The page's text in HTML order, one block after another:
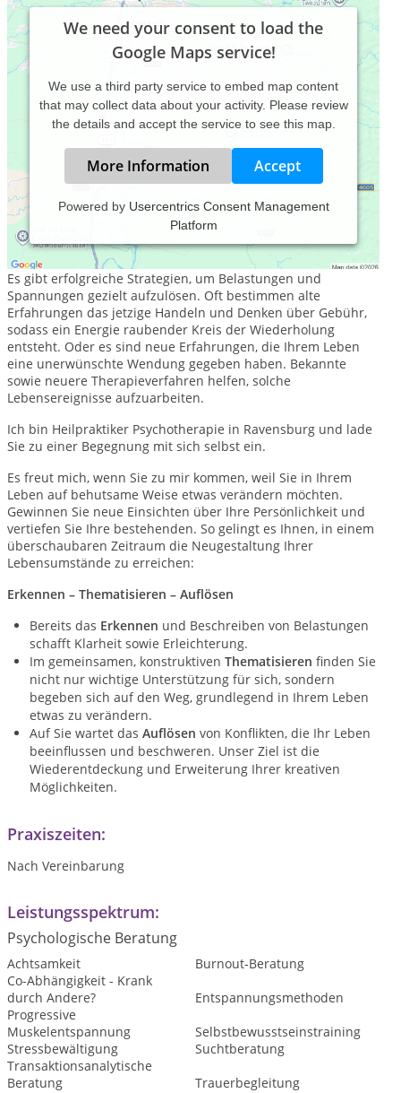
We need your consent to load the
Google Maps service!
We use a third party service to embed map content
that may collect data about your activity. Please review
the details and accept the service to see this map.
More Information Accept
Powered by Usercentrics Consent Management
Platform
„Wenn Ihr Leben ein Haus wäre – welche Räume haben Sie
noch nicht besucht?“
Es gibt erfolgreiche Strategien, um Belastungen und
Spannungen gezielt aufzulösen. Oft bestimmen alte
Erfahrungen das jetzige Handeln und Denken über Gebühr,
sodass ein Energie raubender Kreis der Wiederholung
entsteht. Oder es sind neue Erfahrungen, die Ihrem Leben
eine unerwünschte Wendung gegeben haben. Bekannte
sowie neuere Therapieverfahren helfen, solche
Lebensereignisse aufzuarbeiten.
Ich bin Heilpraktiker Psychotherapie in Ravensburg und lade
Sie zu einer Begegnung mit sich selbst ein.
Es freut mich, wenn Sie zu mir kommen, weil Sie in Ihrem
Leben auf behutsame Weise etwas verändern möchten.
Gewinnen Sie neue Einsichten über Ihre Persönlichkeit und
vertiefen Sie Ihre bestehenden. So gelingt es Ihnen, in einem
überschaubaren Zeitraum die Neugestaltung Ihrer
Lebensumstände zu erreichen:
Erkennen – Thematisieren – Auflösen
Bereits das Erkennen und Beschreiben von Belastungen
schafft Klarheit sowie Erleichterung.
Im gemeinsamen, konstruktiven Thematisieren finden Sie
nicht nur wichtige Unterstützung für sich, sondern
begeben sich auf den Weg, grundlegend in Ihrem Leben
etwas zu verändern.
Auf Sie wartet das Auflösen von Konflikten, die Ihr Leben
beeinflussen und beschweren. Unser Ziel ist die
Wiederentdeckung und Erweiterung Ihrer kreativen
Möglichkeiten.
Praxiszeiten:
Nach Vereinbarung
Leistungsspektrum:
Psychologische Beratung
Achtsamkeit
Burnout-Beratung
Co-Abhängigkeit - Krank
durch Andere?
Entspannungsmethoden
Progressive
Muskelentspannung
Selbstbewusstseinstraining
Stressbewältigung
Suchtberatung
Transaktionsanalytische
Beratung
Trauerbegleitung